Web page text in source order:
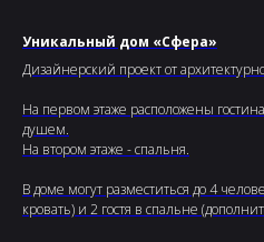
Уникальный дом «Сфера»
Дизайнерский проект от
На первом этаже расположены
душем.
На втором этаже - спальня.
В доме могут разместиться до 4
кровать) и 2 гостя в спальне